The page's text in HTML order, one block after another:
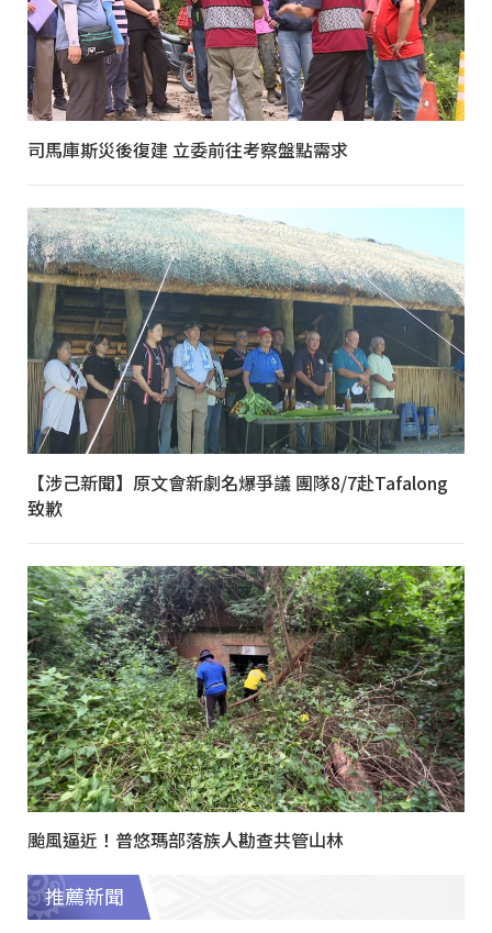
司馬庫斯災後復建 立委前往考察盤點需求
【涉己新聞】原文會新劇名爆爭議 團隊8/7赴Tafalong
致歉
颱風逼近！普悠瑪部落族人勘查共管山林
推薦新聞